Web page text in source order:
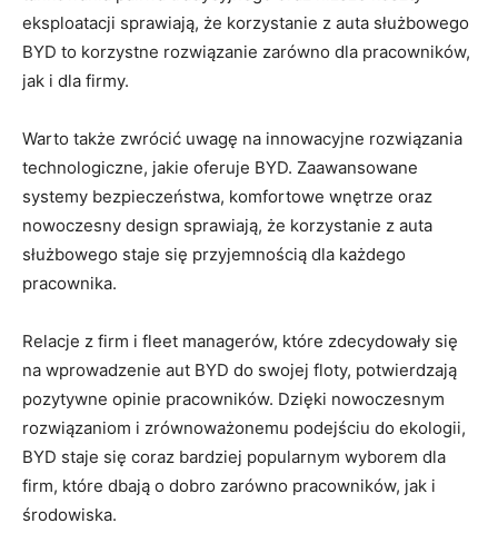
eksploatacji sprawiają, że korzystanie z auta‍ służbowego
BYD to korzystne‍ rozwiązanie zarówno dla pracowników,
jak ‍i dla firmy.
Warto także zwrócić uwagę na innowacyjne rozwiązania​
technologiczne, jakie oferuje BYD. Zaawansowane
systemy bezpieczeństwa, komfortowe wnętrze oraz
nowoczesny design sprawiają, że korzystanie z​ auta
służbowego staje się przyjemnością⁢ dla każdego
pracownika.
Relacje ​z firm i fleet ⁤managerów, które zdecydowały ​się
na ⁣wprowadzenie‌ aut BYD do swojej⁤ floty, potwierdzają
pozytywne opinie​ pracowników. Dzięki nowoczesnym
rozwiązaniom i zrównoważonemu podejściu do ekologii,⁢
BYD⁢ staje się coraz bardziej popularnym wyborem dla
firm, które dbają o‌ dobro zarówno pracowników, jak i
środowiska.